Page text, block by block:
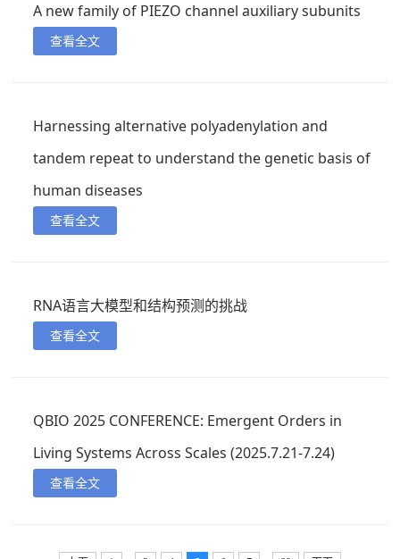
A new family of PIEZO channel auxiliary subunits
查看全文
Harnessing alternative polyadenylation and
tandem repeat to understand the genetic basis of
human diseases
查看全文
RNA语言大模型和结构预测的挑战
查看全文
QBIO 2025 CONFERENCE: Emergent Orders in
Living Systems Across Scales (2025.7.21-7.24)
查看全文